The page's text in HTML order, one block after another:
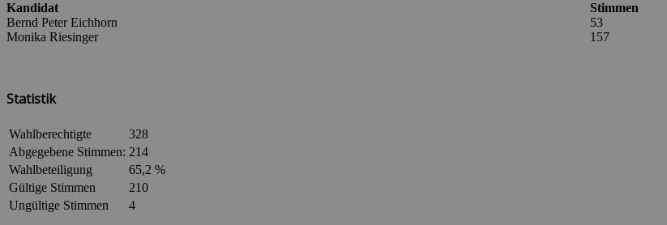
Kandidat
Stimmen
Bernd Peter Eichhorn
53
Monika Riesinger
157
Statistik
Wahlberechtigte
328
Abgegebene Stimmen: 214
Wahlbeteiligung
65,2 %
Gültige Stimmen
210
Ungültige Stimmen
4